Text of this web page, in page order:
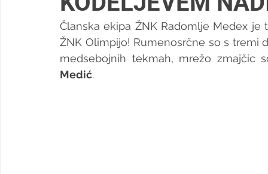
Članska ekipa ŽNK Radomlje Medex
ŽNK Olimpijo! Rumenosrčne so s tremi
medsebojnih tekmah, mrežo zmajčic
Medić.